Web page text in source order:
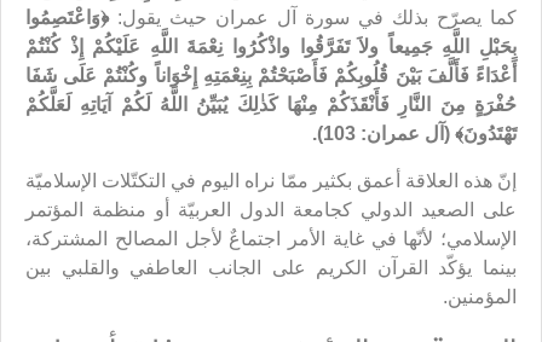
كما يصرّح بذلك في سورة آل عمران حيث يقول:﴿وَاعْتَصِمُوا
بِحَبْلِ اللَّهِ جَمِيعاً ولاَ تَفَرَّقُوا واذْكُرُوا نِعْمَةَ اللَّهِ عَلَيْكُمْ إِذْ كُنْتُمْ
أَعْدَاءً فَأَلَّفَ بَيْنَ قُلُوبِكُمْ فَأَصْبَحْتُمْ بِنِعْمَتِهِ إِخْوَاناً وكُنْتُمْ عَلَى شَفَا
حُفْرَةٍ مِنَ النَّارِ فَأَنْقَذَكُمْ مِنْهَا كَذٰلِكَ يُبَيِّنُ اللَّهُ لَكُمْ آيَاتِهِ لَعَلَّكُمْ
تَهْتَدُونَ﴾ (آل عمران: 103).
إنّ هذه العلاقة أعمق بكثير ممّا نراه اليوم في التكتّلات الإسلاميّة
على الصعيد الدولي كجامعة الدول العربيّة أو منظمة المؤتمر
الإسلامي؛ لأنّها في غاية الأمر اجتماعٌ لأجل المصالح المشتركة،
بينما يؤكّد القرآن الكريم على الجانب العاطفي والقلبي بين
المؤمنين.